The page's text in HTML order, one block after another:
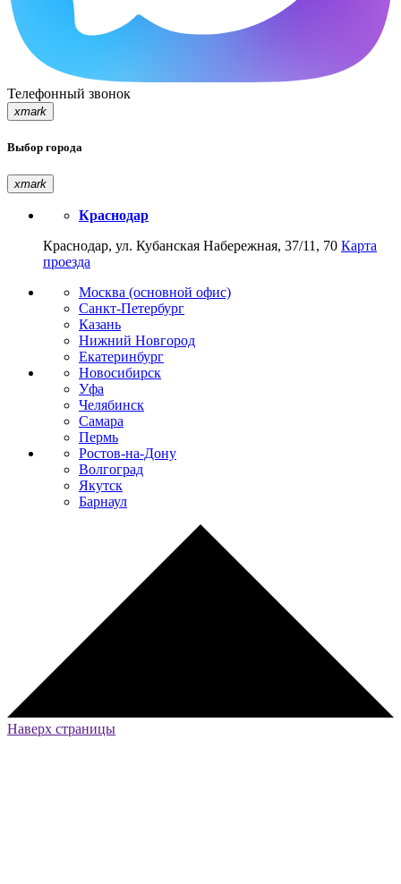
Телефонный звонок
xmark
Выбор города
xmark
Краснодар
Краснодар, ул. Кубанская Набережная, 37/11, 70 Карта
проезда
Москва (основной офис)
Санкт-Петербург
Казань
Нижний Новгород
Екатеринбург
Новосибирск
Уфа
Челябинск
Самара
Пермь
Ростов-на-Дону
Волгоград
Якутск
Барнаул
Наверх страницы